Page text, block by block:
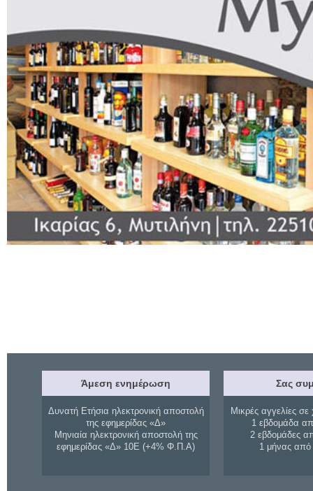
Άμεση ενημέρωση
Δυνατή Ετήσια ηλεκτρονική αποστολή
της εφημερίδας «Δ»
Μηνιαία ηλεκτρονική αποστολή της
εφημερίδας «Δ» 10Ε (+4% Φ.Π.Α)
Σας
Μικρές αγγελίες σε
1 εβδομάδα
2 εβδομάδες
1 μήνας